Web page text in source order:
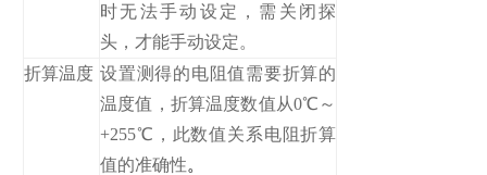
时无法手动设定，需关闭探
头，才能手动设定。
折算温度 设置测得的电阻值需要折算的
温度值，折算温度数值从0℃～
+255℃，此数值关系电阻折算
值的准确性。